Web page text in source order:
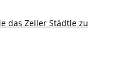
das Zeller Städtle zu